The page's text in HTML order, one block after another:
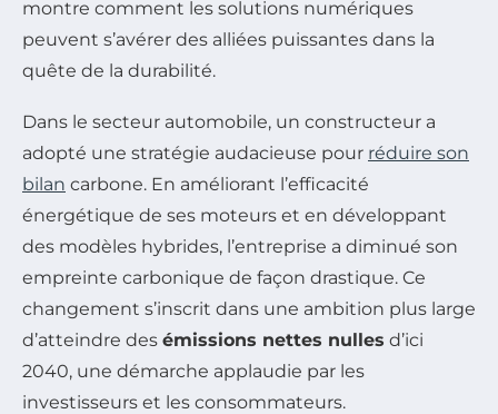
montre comment les solutions numériques
peuvent s’avérer des alliées puissantes dans la
quête de la durabilité.
Dans le secteur automobile, un constructeur a
adopté une stratégie audacieuse pour réduire son
bilan carbone. En améliorant l’efficacité
énergétique de ses moteurs et en développant
des modèles hybrides, l’entreprise a diminué son
empreinte carbonique de façon drastique. Ce
changement s’inscrit dans une ambition plus large
d’atteindre des émissions nettes nulles d’ici
2040, une démarche applaudie par les
investisseurs et les consommateurs.